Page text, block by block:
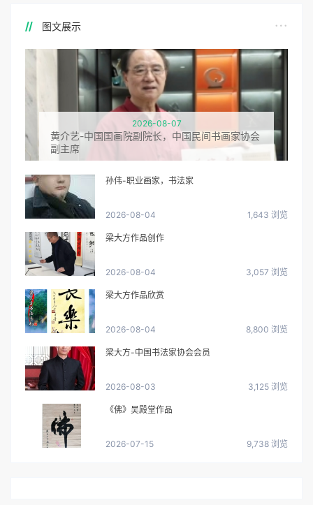
图文展示
2026-08-07
黄介艺-中国国画院副院长，中国民间书画家协会
副主席
孙伟-职业画家，书法家
2026-08-04 1,643 浏览
梁大方作品创作
2026-08-04 3,057 浏览
梁大方作品欣赏
2026-08-04 8,800 浏览
梁大方-中国书法家协会会员
2026-08-03 3,125 浏览
《佛》吴殿堂作品
2026-07-15 9,738 浏览